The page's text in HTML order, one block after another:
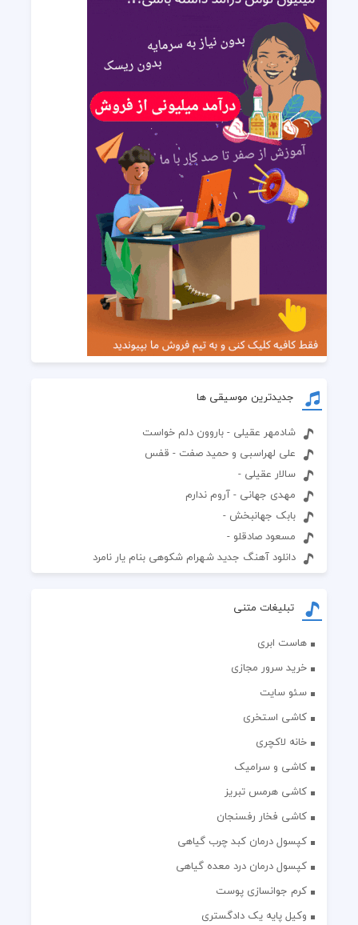
جدیدترین موسیقی ها
شادمهر عقیلی - باروون دلم خواست
علی لهراسبی و حمید صفت - قفس
سالار عقیلی -
مهدی جهانی - آروم ندارم
بابک جهانبخش -
مسعود صادقلو -
دانلود آهنگ جدید شهرام شکوهی بنام یار نامرد
تبلیغات متنی
هاست ابری
خرید سرور مجازی
سئو سایت
کاشی استخری
خانه لاکچری
کاشی و سرامیک
کاشی هرمس تبریز
کاشی فخار رفسنجان
کپسول درمان کبد چرب گیاهی
کپسول درمان درد معده گیاهی
کرم جوانسازی پوست
وکیل پایه یک دادگستری